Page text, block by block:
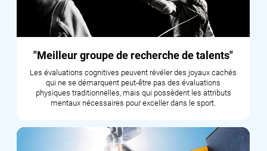
"Meilleur groupe de recherche de talents"
Les évaluations cognitives peuvent révéler des joyaux cachés
qui ne se démarquent peut-être pas des évaluations
physiques traditionnelles, mais qui possèdent les attributs
mentaux nécessaires pour exceller dans le sport.